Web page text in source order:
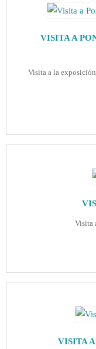
VISITA A
Visita a la
Visita
VISITA